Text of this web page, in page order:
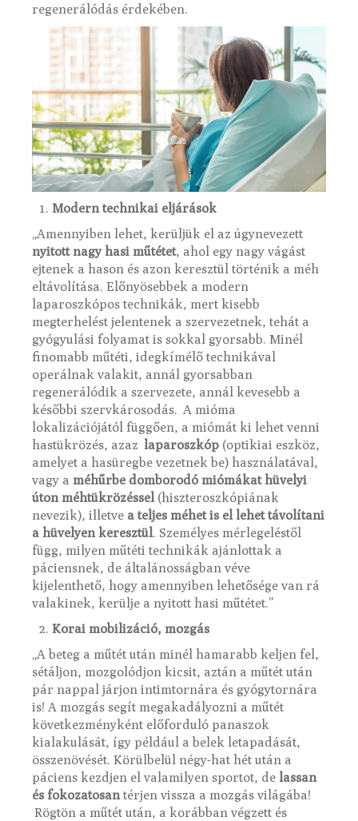
regenerálódás érdekében.
Modern technikai eljárások
„Amennyiben lehet, kerüljük el az úgynevezett
nyitott nagy hasi műtétet, ahol egy nagy vágást
ejtenek a hason és azon keresztül történik a méh
eltávolítása. Előnyösebbek a modern
laparoszkópos technikák, mert kisebb
megterhelést jelentenek a szervezetnek, tehát a
gyógyulási folyamat is sokkal gyorsabb. Minél
finomabb műtéti, idegkímélő technikával
operálnak valakit, annál gyorsabban
regenerálódik a szervezete, annál kevesebb a
későbbi szervkárosodás. A mióma
lokalizációjától függően, a miómát ki lehet venni
hastükrözés, azaz laparoszkóp (optikiai eszköz,
amelyet a hasüregbe vezetnek be) használatával,
vagy a méhűrbe domborodó miómákat hüvelyi
úton méhtükrözéssel (hiszteroszkópiának
nevezik), illetve a teljes méhet is el lehet távolítani
a hüvelyen keresztül. Személyes mérlegeléstől
függ, milyen műtéti technikák ajánlottak a
páciensnek, de általánosságban véve
kijelenthető, hogy amennyiben lehetősége van rá
valakinek, kerülje a nyitott hasi műtétet.”
Korai mobilizáció, mozgás
„A beteg a műtét után minél hamarabb keljen fel,
sétáljon, mozgolódjon kicsit, aztán a műtét után
pár nappal járjon intimtornára és gyógytornára
is! A mozgás segít megakadályozni a műtét
következményként előforduló panaszok
kialakulását, így például a belek letapadását,
összenövését. Körülbelül négy-hat hét után a
páciens kezdjen el valamilyen sportot, de lassan
és fokozatosan térjen vissza a mozgás világába!
Rögtön a műtét után, a korábban végzett és